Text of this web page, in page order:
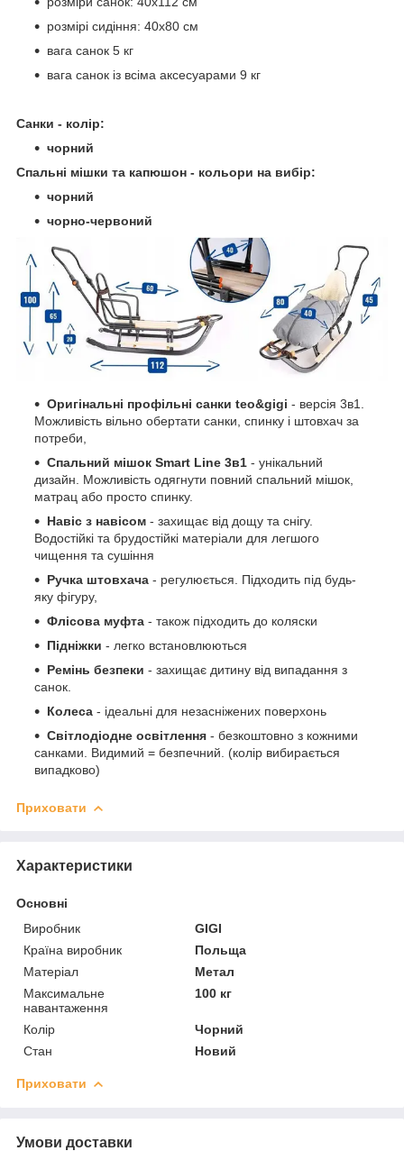
розмірі сидіння: 40х80 см
вага санок 5 кг
вага санок із всіма аксесуарами 9 кг
Санки - колір:
чорний
Спальні мішки та капюшон - кольори на вибір:
чорний
чорно-червоний
Оригінальні профільні санки teo&gigi - версія 3в1.
Можливість вільно обертати санки, спинку і штовхач за
потреби,
Спальний мішок Smart Line 3в1 - унікальний
дизайн. Можливість одягнути повний спальний мішок,
матрац або просто спинку.
Навіс з навісом - захищає від дощу та снігу.
Водостійкі та брудостійкі матеріали для легшого
чищення та сушіння
Ручка штовхача - регулюється. Підходить під будь-
яку фігуру,
Флісова муфта - також підходить до коляски
Підніжки - легко встановлюються
Ремінь безпеки - захищає дитину від випадання з
санок.
Колеса - ідеальні для незасніжених поверхонь
Світлодіодне освітлення - безкоштовно з кожними
санками. Видимий = безпечний. (колір вибирається
випадково)
Приховати
Характеристики
Основні
Виробник
GIGI
Країна виробник
Польща
Матеріал
Метал
Максимальне
навантаження
100 кг
Колір
Чорний
Стан
Новий
Приховати
Умови доставки